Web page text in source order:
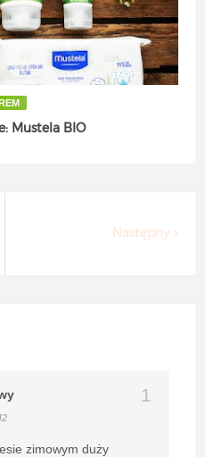
Mustela BIO
Następny
zimowym duży